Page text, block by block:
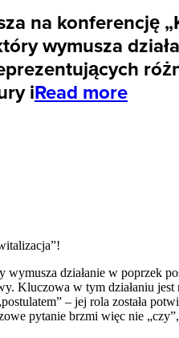
na konferencję
wymusza
iRead more
działanie w poprzek
Kluczowa w tym działaniu
– jej rola została
pytanie brzmi więc nie